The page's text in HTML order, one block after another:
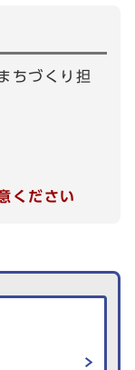
ちづくり担
ください